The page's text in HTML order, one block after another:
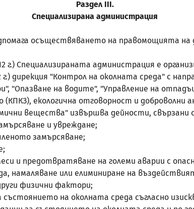
Раздел III.
Специализирана администрация
осъществяването на правомощията
г.) Специализираната администрация е
г.) дирекция "Контрол на околната среда" с
"Опазване на водите", "Управление на
екологична отговорност и доброволни
вещества" извършва дейности, свързани
и увреждане;
замърсяване;
и предотвратяване на големи аварии с
намаляване или елиминиране на
физични фактори;
на околната среда съгласно